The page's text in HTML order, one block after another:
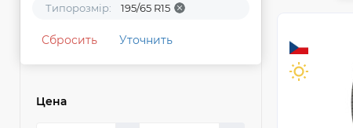
Типорозмір: 195/65 R15
Сбросить Уточнить
Цена